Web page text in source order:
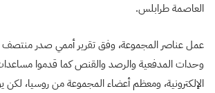
العاصمة طرابلس.
وحدات المدفعية والرصد والقنص كما قدموا
الإلكترونية، ومعظم أعضاء المجموعة من روسيا،